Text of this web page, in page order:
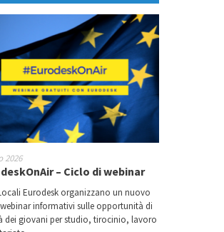
2026
– Ciclo di webinar
Eurodesk organizzano un nuovo
informativi sulle opportunità di
dei giovani per studio, tirocinio, lavoro